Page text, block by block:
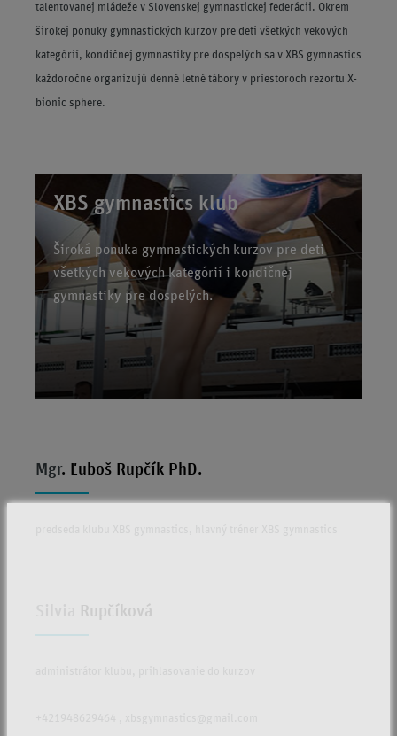
talentovanej mládeže v Slovenskej gymnastickej federácii. Okrem
širokej ponuky gymnastických kurzov pre deti všetkých vekových
kategórií, kondičnej gymnastiky pre dospelých sa v XBS gymnastics
každoročne organizujú denné letné tábory v priestoroch rezortu X-
bionic sphere.
XBS gymnastics klub
Široká ponuka gymnastických kurzov pre deti
všetkých vekových kategórií i kondičnej
gymnastiky pre dospelých.
Mgr. Ľuboš Rupčík PhD.
Rupčíková